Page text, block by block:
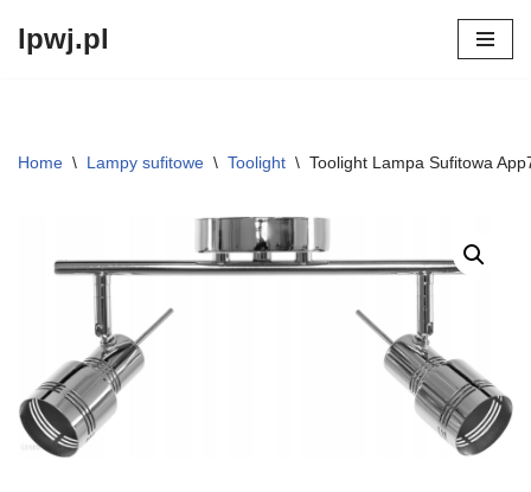
lpwj.pl
Home \ Lampy sufitowe \ Toolight \ Toolight Lampa Sufitowa